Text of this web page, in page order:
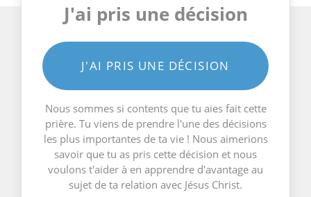
J'ai pris une décision
J'AI PRIS UNE DÉCISION
Nous sommes si contents que tu aies fait cette
prière. Tu viens de prendre l'une des décisions
les plus importantes de ta vie ! Nous aimerions
savoir que tu as pris cette décision et nous
voulons t'aider à en apprendre d'avantage au
sujet de ta relation avec Jésus Christ.